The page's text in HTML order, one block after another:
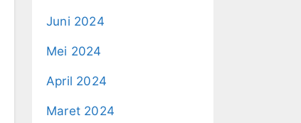
Juni 2024
Mei 2024
April 2024
Maret 2024